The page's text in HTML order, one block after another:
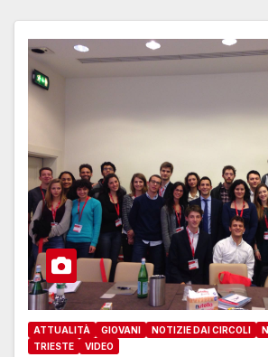
ATTUALITÀ GIOVANI NOTIZIE DAI CIRCOLI
TRIESTE
VIDEO